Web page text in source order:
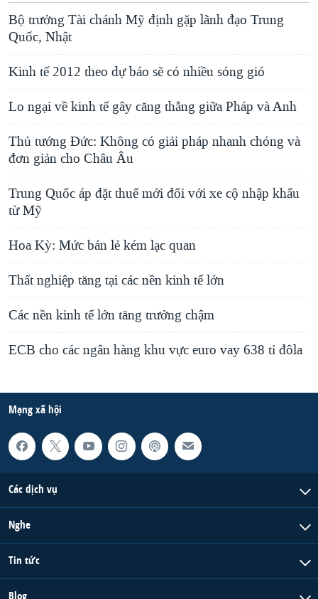
Bộ trưởng Tài chánh Mỹ định gặp lãnh đạo Trung
Quốc, Nhật
Kinh tế 2012 theo dự báo sẽ có nhiều sóng gió
Lo ngại về kinh tế gây căng thẳng giữa Pháp và Anh
Thủ tướng Đức: Không có giải pháp nhanh chóng và
đơn giản cho Châu Âu
Trung Quốc áp đặt thuế mới đối với xe cộ nhập khẩu
từ Mỹ
Hoa Kỳ: Mức bán lẻ kém lạc quan
Thất nghiệp tăng tại các nền kinh tế lớn
Các nền kinh tế lớn tăng trưởng chậm
ECB cho các ngân hàng khu vực euro vay 638 tỉ đôla
Mạng xã hội
Các dịch vụ
Nghe
Tin tức
Blog